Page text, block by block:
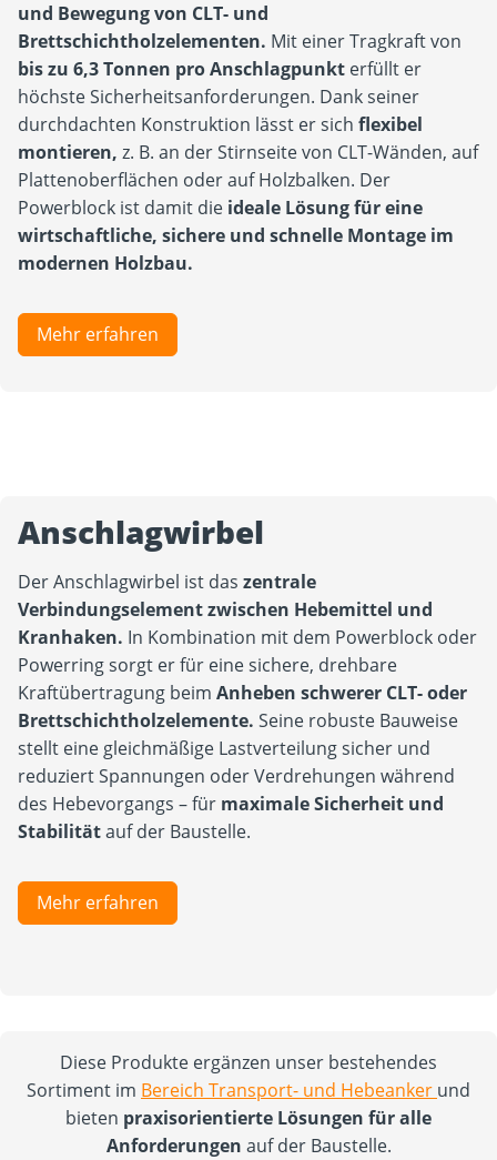
und Bewegung von CLT- und
Brettschichtholzelementen. Mit einer Tragkraft von
bis zu 6,3 Tonnen pro Anschlagpunkt erfüllt er
höchste Sicherheitsanforderungen. Dank seiner
durchdachten Konstruktion lässt er sich flexibel
montieren, z. B. an der Stirnseite von CLT-Wänden, auf
Plattenoberflächen oder auf Holzbalken. Der
Powerblock ist damit die ideale Lösung für eine
wirtschaftliche, sichere und schnelle Montage im
modernen Holzbau.
Mehr erfahren
Anschlagwirbel
Der Anschlagwirbel ist das zentrale
Verbindungselement zwischen Hebemittel und
Kranhaken. In Kombination mit dem Powerblock oder
Powerring sorgt er für eine sichere, drehbare
Kraftübertragung beim Anheben schwerer CLT- oder
Brettschichtholzelemente. Seine robuste Bauweise
stellt eine gleichmäßige Lastverteilung sicher und
reduziert Spannungen oder Verdrehungen während
des Hebevorgangs – für maximale Sicherheit und
Stabilitätauf der Baustelle.
Mehr erfahren
Diese Produkte ergänzen unser bestehendes
Sortiment im Bereich Transport- und Hebeanker und
bieten praxisorientierte Lösungen für alle
Anforderungen auf der Baustelle.